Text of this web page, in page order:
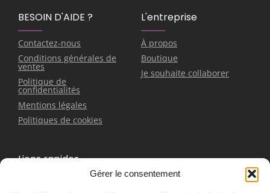
Gérer le consentement
BESOIN D'AIDE ?
Contactez-nous
Conditions générales de
ventes
Politique de
confidentialités
Mentions légales
Politiques de cookies
L'entreprise
À propos
Boutique
Je souhaite collaborer
Liens rapides